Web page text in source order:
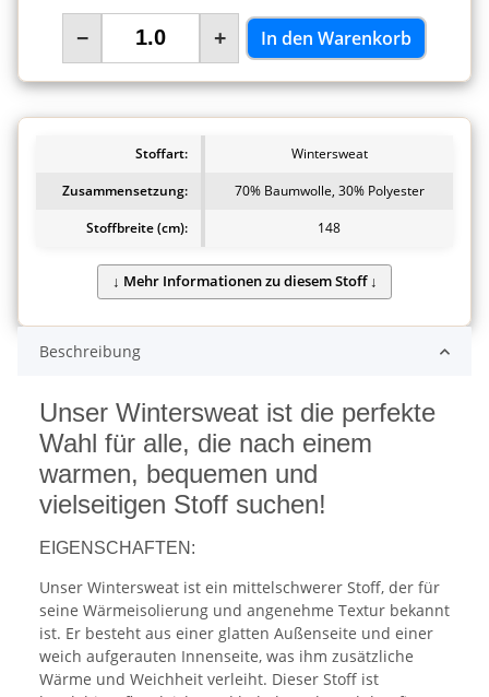
− + In den Warenkorb
Stoffart:
Wintersweat
Zusammensetzung:
70% Baumwolle, 30% Polyester
Stoffbreite (cm):
148
Beschreibung
Unser Wintersweat ist die perfekte
Wahl für alle, die nach einem
warmen, bequemen und
vielseitigen Stoff suchen!
EIGENSCHAFTEN:
Unser Wintersweat ist ein mittelschwerer Stoff, der für
seine Wärmeisolierung und angenehme Textur bekannt
ist. Er besteht aus einer glatten Außenseite und einer
weich aufgerauten Innenseite, was ihm zusätzliche
Wärme und Weichheit verleiht. Dieser Stoff ist